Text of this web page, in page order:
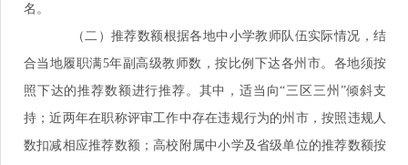
名。
（二）推荐数额根据各地中小学教师队伍实际情况，结
合当地履职满5年副高级教师数，按比例下达各州市。各地须按
照下达的推荐数额进行推荐。其中，适当向“三区三州”倾斜支
持；近两年在职称评审工作中存在违规行为的州市，按照违规人
数扣减相应推荐数额；高校附属中小学及省级单位的推荐数额按